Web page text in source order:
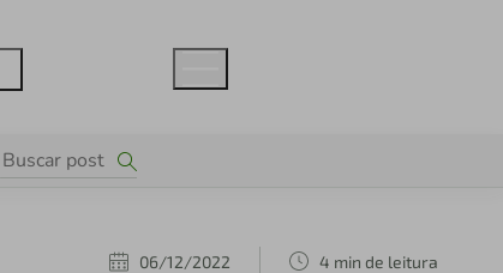
06/12/2022 4 min de leitura